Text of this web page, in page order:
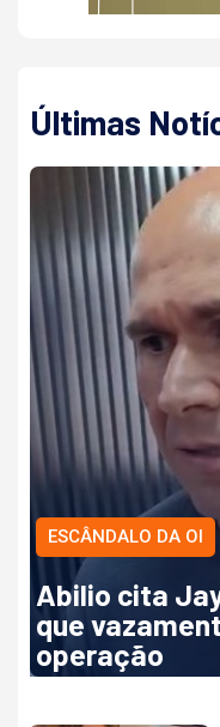
Últimas
ESCÂNDALO DA OI
Abilio cita
que
operação